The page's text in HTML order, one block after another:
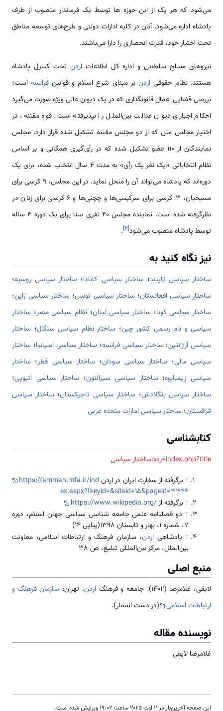
می‌ﺷﻮد ﮐﻪ ﻫﺮ ﯾﮏ از اﯾﻦ ﺣﻮزه ﻫﺎ ﺗﻮﺳﻂ ﯾﮏ ﻓﺮﻣﺎﻧﺪار ﻣﻨﺼﻮب از ﻃﺮف
ﭘﺎدﺷﺎه اداره می‌ﺷﻮد. آﻧﺎن در ﮐﻠﯿﻪ ادارات دوﻟﺘﯽ و ﻃﺮحﻫﺎی ﺗﻮﺳﻌﻪ ﻣﻨﺎﻃﻖ
ﺗﺤﺖ اﺧﺘﯿﺎر ﺧﻮد، ﻗﺪرت اﻧﺤﺼﺎری را دارا می‌باشند.
ﻧﯿﺮوﻫﺎی ﻣﺴﻠﺢ ﺳﻠﻄﻨﺘﯽ و اداره ﮐﻞ اﻃﻼﻋﺎتاردن ﺗﺤﺖ ﮐﻨﺘﺮل ﭘﺎدﺷﺎه
ﻫﺴﺘﻨﺪ. نظام ﺣﻘﻮﻗﯽاردن ﺑﺮ ﻣﺒﻨﺎی ﺷﺮع اﺳﻼم و ﻗﻮاﻧﯿﻦ ﻓﺮاﻧﺴﻪاست؛
ﺑﺮرﺳﯽ ﻗﻀﺎﯾﯽ اﻋﻤﺎل ﻗﺎﻧﻮﻧﮕﺬاری ﮐﻪ در ﯾﮏ دﯾﻮان ﻋﺎﻟﯽ وﯾﮋه ﺻﻮرت می‌ﮔﯿﺮد
اﺣﮑﺎم اﺟﺒﺎری دﯾﻮان ﻋﺪاﻟﺖ بین‌‌الملل را ﻧﭙﺬﯾﺮﻓﺘﻪ اﺳﺖ. ﻗﻮه ﻣﻘﻨﻨﻪ، در
اﺧﺘﯿﺎر ﻣﺠﻠﺲ ﻣﻠﯽ ﮐﻪ از دو ﻣﺠﻠﺲ ﻣﻘﻨﻨﻪ ﺗﺸﮑﯿﻞ ﺷﺪه ﻗﺮار دارد. ﻣﺠﻠﺲ
ﻧﻤﺎﯾﻨﺪﮔﺎن از 110 ﻋﻀﻮ ﺗﺸﮑﯿﻞ ﺷﺪه ﮐﻪ در رأیﮔﯿﺮی ﻫﻤﮕﺎﻧﯽ و ﺑﺮ اﺳﺎس
نظام اﻧﺘﺨﺎﺑﺎﺗﯽ «یک ﻧﻔﺮ ﯾﮏ رأی» به مدت 4 ﺳﺎل اﻧﺘﺨﺎب ﺷﺪه، ﺑﺮای ﯾﮏ
دوره‌اﻧﺪ ﮐﻪ ﭘﺎدﺷﺎه ﻣﯽﺗﻮاﻧﺪ آن را ﻣﻨﺤﻞ ﻧﻤﺎﯾﺪ. در اﯾﻦ ﻣﺠﻠﺲ، 9 ﮐﺮﺳﯽ ﺑرای
ﻣﺴﯿﺤﯿﺎن، 3 ﮐﺮﺳﯽ ﺑﺮای ﺳﺮﮐﯿﺴﯽها و چچنی‌ها و 6 ﮐﺮﺳﯽ ﺑرای زﻧﺎن در
ﻧﻈﺮﮔﺮﻓﺘﻪ ﺷﺪه است. نماینده مجلس 40 نفری سنا برای یک دوره 4 ﺳﺎﻟﻪ
ﺗﻮﺳﻂ ﭘﺎدﺷﺎه ﻣﻨﺼﻮب می‌شود[۴]
.
نیز نگاه کنید به
ساختار سیاسی تایلند؛ ساختار سیاسی کانادا؛ ساختار سیاسی روسیه؛
ساختار سیاسی افغانستان؛ ساختار سیاسی تونس؛ ساختار سیاسی ژاپن؛
ساختار سیاسی کوبا؛ ساختار سیاسی لبنان؛ نظام سیاسی مصر؛ ساختار
سیاسی و نام رسمی کشور چین؛ ساختار نظام سیاسی سنگال؛ ساختار
سیاسی آرژانتین؛ ساختار سیاسی فرانسه؛ ساختار سیاسی اسپانیا؛ ساختار
سیاسی مالی؛ ساختار سیاسی سودان؛ ساختار سیاسی قطر؛ ساختار
سیاسی زیمبابوه؛ ساختار سیاسی سیرالئون؛ ساختار سیاسی اتیوپی؛
ساختار سیاسی بنگلادش؛ ساختار سیاسی تاجیکستان؛ ساختار سیاسی
قزاقستان؛ ساختار سیاسی امارات متحده عربی
کتابشناسی
index.php?title=رده:ساختار سیاسی
↑ برگرفته از سفارت ایران در اردن https://amman.mfa.ir/ind
ex.aspx?fkeyid=&siteid=15&pageid=3344
↑ برگرفته ازhttps://www.wikipedia.org/
↑ دو فصلنامه علمی‌ جامعه شناسی سیاسی جهان اسلام، دوره
7، شماره 1، بهار و تابستان 1398(پیاپی 14)
↑ پادشاهی اردن، سازمان فرهنگ و ارتباطات اسلامی، معاونت
بین‌‌الملل، مركز بین‌‌المللی تبلیغ، ص 38
منبع اصلی
لایقی، غلامرضا (1402). جامعه و فرهنگ اردن. تهران: سازمان فرهنگ و
ارتباطات اسلامی
(در دست انتشار).
نویسنده مقاله
غلامرضا لایقی
این صفحه آخرین‌بار در ‏۱۱ اوت ۲۰۲۵ ساعت ‏۱۹:۰۲ ویرایش شده است.